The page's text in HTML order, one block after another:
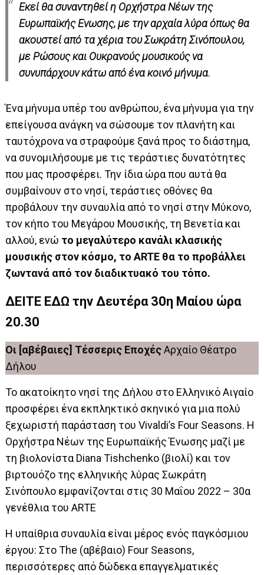
Εκεί θα συναντηθεί η Ορχήστρα Νέων της
Ευρωπαϊκής Ενωσης, με την αρχαία λύρα όπως θα
ακουστεί από τα χέρια του Σωκράτη Σινόπουλου,
με Ρώσους και Ουκρανούς μουσικούς να
συνυπάρχουν κάτω από ένα κοινό μήνυμα.
Ένα μήνυμα υπέρ του ανθρώπου, ένα μήνυμα για την
επείγουσα ανάγκη να σώσουμε τον πλανήτη και
ταυτόχρονα να στραφούμε ξανά προς το διάστημα,
να συνομιλήσουμε με τις τεράστιες δυνατότητες
που μας προσφέρει. Την ίδια ώρα που αυτά θα
συμβαίνουν στο νησί, τεράστιες οθόνες θα
προβάλουν την συναυλία από το νησί στην Μύκονο,
τον κήπο του Μεγάρου Μουσικής, τη Βενετία και
αλλού, ενώ το μεγαλύτερο κανάλι κλασικής
μουσικής στον κόσμο, το ARTE θα το προβάλλει
ζωντανά από τον διαδικτυακό του τόπο.
ΔΕΙΤΕ ΕΔΩ την Δευτέρα 30η Μαίου ώρα
20.30
Οι [αβέβαιες] Τέσσερις ΕποχέςΑρχαίο Θέατρο
Δήλου
Το ακατοίκητο νησί της Δήλου στο Ελληνικό Αιγαίο
προσφέρει ένα εκπληκτικό σκηνικό για μια πολύ
ξεχωριστή παράσταση του Vivaldi’s Four Seasons. Η
Ορχήστρα Νέων της Ευρωπαϊκής Ένωσης μαζί με
τη βιολονίστα Diana Tishchenko (βιολί) και τον
βιρτουόζο της ελληνικής λύρας Σωκράτη
Σινόπουλο εμφανίζονται στις 30 Μαΐου 2022 – 30α
γενέθλια του ARTE
Η υπαίθρια συναυλία είναι μέρος ενός παγκόσμιου
έργου: Στο The (αβέβαιο) Four Seasons,
περισσότερες από δώδεκα επαγγελματικές